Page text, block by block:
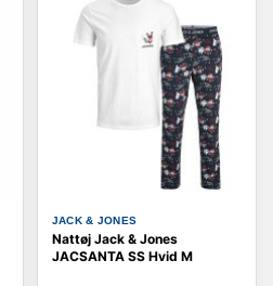
JACK & JONES
Nattøj Jack & Jones
JACSANTA SS Hvid M